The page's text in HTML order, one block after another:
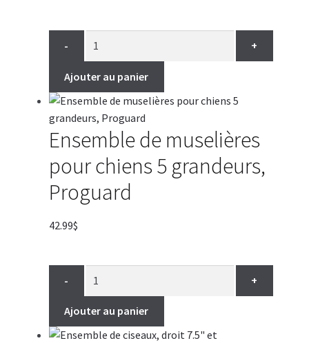
- +
Ajouter au panier
Ensemble de muselières
pour chiens 5 grandeurs,
Proguard
42.99$
- +
Ajouter au panier